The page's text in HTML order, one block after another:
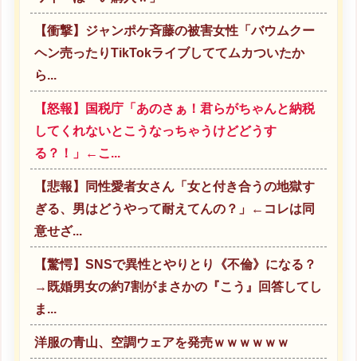
【衝撃】ジャンポケ斉藤の被害女性「バウムクー
ヘン売ったりTikTokライブしててムカついたか
ら...
【怒報】国税庁「あのさぁ！君らがちゃんと納税
してくれないとこうなっちゃうけどどうす
る？！」←こ...
【悲報】同性愛者女さん「女と付き合うの地獄す
ぎる、男はどうやって耐えてんの？」←コレは同
意せざ...
【驚愕】SNSで異性とやりとり《不倫》になる？
→既婚男女の約7割がまさかの『こう』回答してし
ま...
洋服の青山、空調ウェアを発売ｗｗｗｗｗｗ